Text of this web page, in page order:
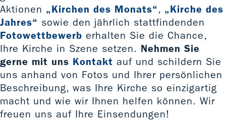
Aktionen „Kirchen des Monats“, „Kirche des
Jahres“ sowie den jährlich stattfindenden
Fotowettbewerb erhalten Sie die Chance,
Ihre Kirche in Szene setzen. Nehmen Sie
gerne mit uns Kontakt auf und schildern Sie
uns anhand von Fotos und Ihrer persönlichen
Beschreibung, was Ihre Kirche so einzigartig
macht und wie wir Ihnen helfen können. Wir
freuen uns auf Ihre Einsendungen!